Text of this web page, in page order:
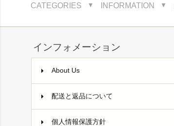
CATEGORIES ▼ INFORMATION ▼
インフォメーション
About Us
配送と返品について
個人情報保護方針